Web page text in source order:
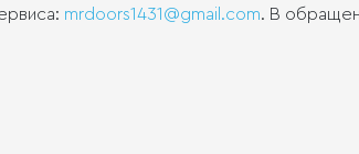
. В